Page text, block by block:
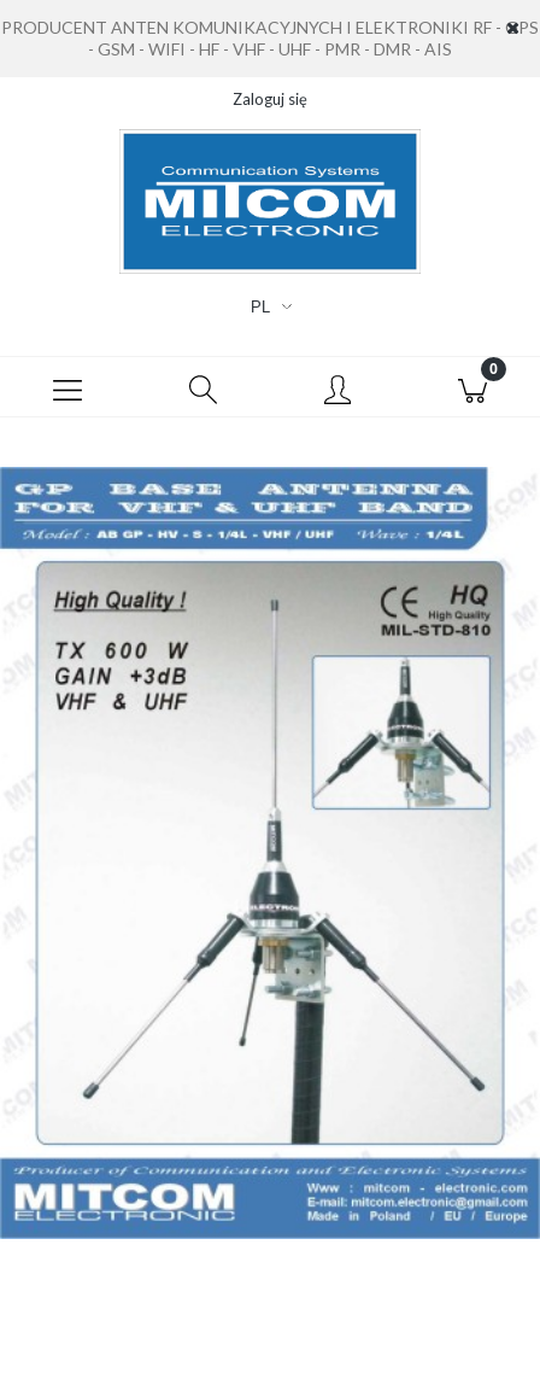
PRODUCENT ANTEN KOMUNIKACYJNYCH I ELEKTRONIKI RF - GPS
- GSM - WIFI - HF - VHF - UHF - PMR - DMR - AIS
Zaloguj się